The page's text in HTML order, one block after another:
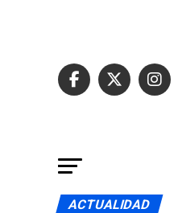
ACTUALIDAD